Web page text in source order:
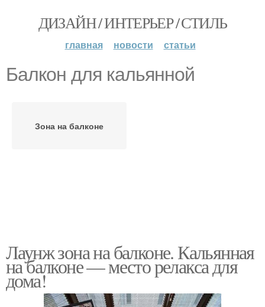
ДИЗАЙН / ИНТЕРЬЕР / СТИЛЬ
главная новости статьи
Балкон для кальянной
Зона на балконе
Лаунж зона на балконе. Кальянная
на балконе — место релакса для
дома!